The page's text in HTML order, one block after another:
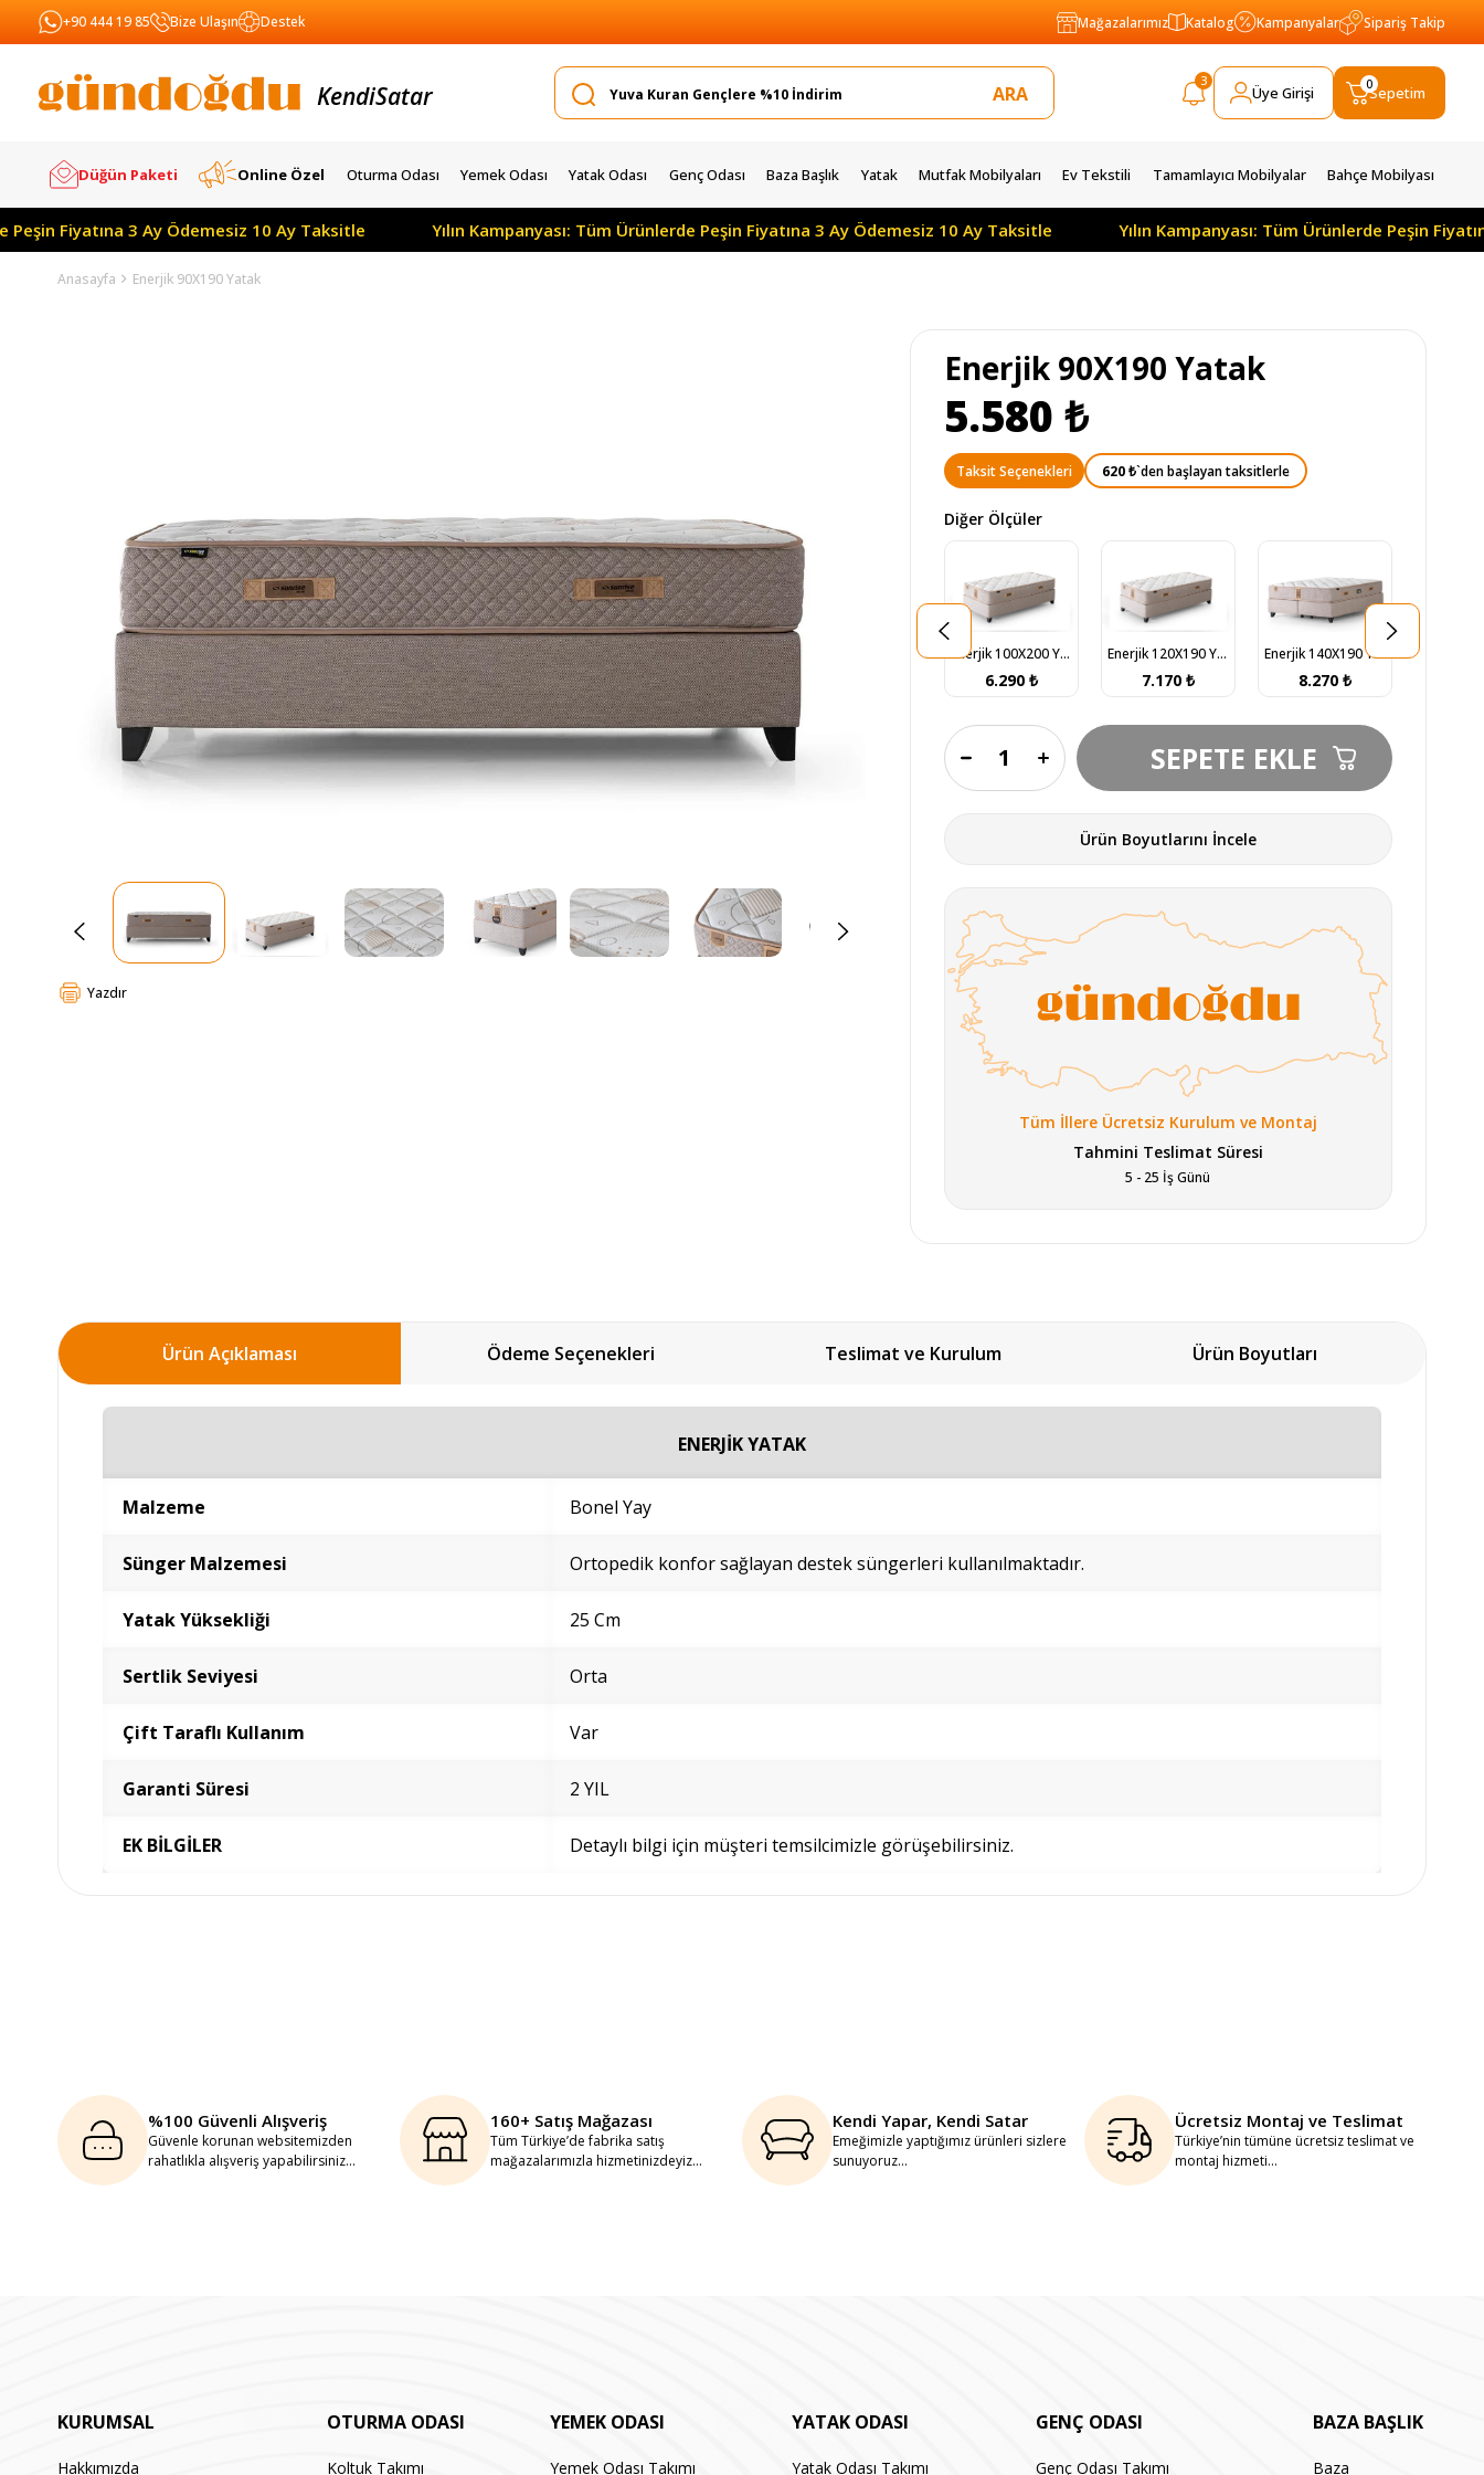
+90 444 19 85 Bize Ulaşın Destek Mağazalarımız Katalog Kampanyalar Sipariş Takip
KendiYapar
3
Üye Girişi Sepetim
0
Düğün Paketi Online Özel Oturma Odası Yemek Odası Yatak Odası Genç Odası Baza Başlık Yatak Mutfak Mobilyaları Ev Tekstili Tamamlayıcı Mobilyalar Bahçe Mobilyası
Peşin Fiyatına 3 Ay Ödemesiz 10 Ay Taksitle Yılın Kampanyası: Tüm Ürünlerde Peşin Fiyatına 3 Ay Ödemesiz 10 Ay Taksitle Yılın Kampanyası: Tüm Ürünlerde Peşin
Anasayfa Enerjik 90X190 Yatak
Yazdır
Enerjik 90X190 Yatak
5.580 ₺
Taksit Seçenekleri 620 ₺`den başlayan taksitlerle
Diğer Ölçüler
Enerjik 100X200 Yatak
6.290 ₺
Enerjik 120X190 Yatak
7.170 ₺
Enerjik 140X190 Yatak
8.270 ₺
Ürün Boyutlarını İncele
Tüm İllere Ücretsiz Kurulum ve Montaj
Tahmini Teslimat Süresi
5 - 25 İş Günü
Ürün Açıklaması Ödeme Seçenekleri Teslimat ve Kurulum Ürün Boyutları
ENERJİK YATAK
Malzeme Bonel Yay
Sünger Malzemesi Ortopedik konfor sağlayan destek süngerleri kullanılmaktadır.
Yatak Yüksekliği 25 Cm
Sertlik Seviyesi Orta
Çift Taraflı Kullanım Var
Garanti Süresi 2 YIL
EK BİLGİLER Detaylı bilgi için müşteri temsilcimizle görüşebilirsiniz.
%100 Güvenli Alışveriş
Güvenle korunan websitemizden
rahatlıkla alışveriş yapabilirsiniz...
160+ Satış Mağazası
Tüm Türkiye’de fabrika satış
mağazalarımızla hizmetinizdeyiz...
Kendi Yapar, Kendi Satar
Emeğimizle yaptığımız ürünleri sizlere
sunuyoruz...
Ücretsiz Montaj ve Teslimat
Türkiye’nin tümüne ücretsiz teslimat ve
montaj hizmeti...
KURUMSAL
Hakkımızda
OTURMA ODASI
Koltuk Takımı
YEMEK ODASI
Yemek Odası Takımı
YATAK ODASI
Yatak Odası Takımı
GENÇ ODASI
Genç Odası Takımı
BAZA BAŞLIK
Baza